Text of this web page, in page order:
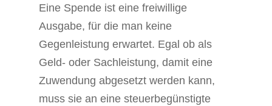
Eine Spende ist eine freiwillige
Ausgabe, für die man keine
Gegenleistung erwartet. Egal ob als
Geld- oder Sachleistung, damit eine
Zuwendung abgesetzt werden kann,
muss sie an eine steuerbegünstigte